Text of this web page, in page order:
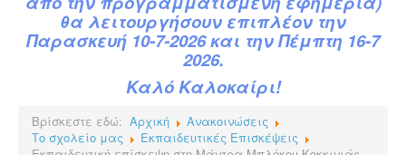
θα λειτουργήσουν επιπλέον την
Παρασκευή 10-7-2026 και την Πέμπτη 16-7
2026.
Καλό Καλοκαίρι!
Βρίσκεστε εδώ: Αρχική
Ανακοινώσεις
Το σχολείο μας
Εκπαιδευτικές Επισκέψεις